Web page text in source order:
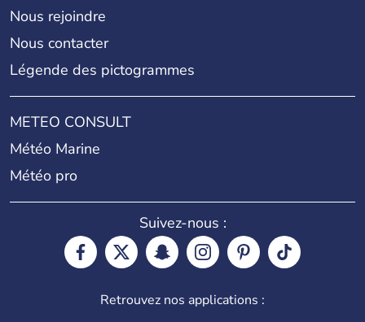
Nous rejoindre
Nous contacter
Légende des pictogrammes
METEO CONSULT
Météo Marine
Météo pro
Suivez-nous :
Retrouvez nos applications :